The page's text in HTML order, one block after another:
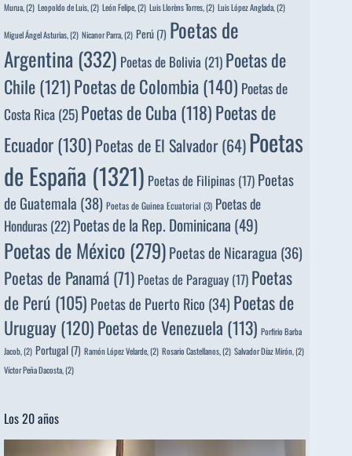
Murua, (2) Leopoldo de Luis, (2) León Felipe, (2) Luis Llorèns Torres, (2) Luis López Anglada, (2)
Miguel Ángel Asturias, (2) Nicanor Parra, (2) Perú (7) Poetas de
Argentina (332) Poetas de Bolivia (21) Poetas de
Chile(121)Poetas de Colombia(140) Poetas de
Costa Rica(25)Poetas de Cuba (118)Poetas de
Ecuador(130) Poetas de El Salvador(64)Poetas
de España (1321) Poetas de Filipinas (17) Poetas
de Guatemala (38) Poetas de Guinea Ecuatorial (3) Poetas de
Honduras (22) Poetas de la Rep. Dominicana (49)
Poetas de México(279)Poetas de Nicaragua (36)
Poetas de Panamá (71) Poetas de Paraguay (17) Poetas
de Perú (105) Poetas de Puerto Rico (34) Poetas de
Uruguay(120)Poetas de Venezuela (113) Porfirio Barba
Jacob, (2) Portugal (7) Ramón López Velarde, (2) Rosario Castellanos, (2) Salvador Díaz Mirón, (2)
Víctor Peña Dacosta, (2)
Los 20 años